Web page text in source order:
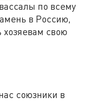
по всему
в Россию,
свою
союзники в